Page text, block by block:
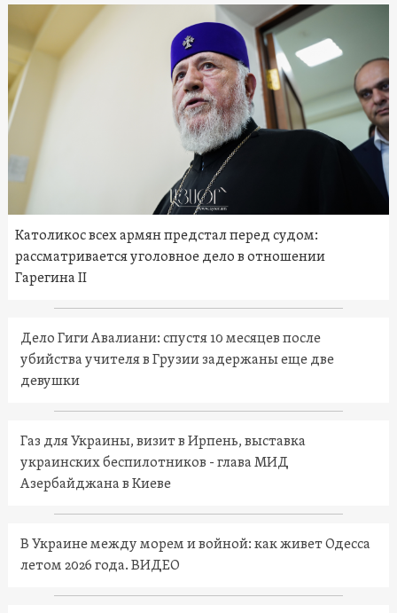
Католикос всех армян предстал перед судом:
рассматривается уголовное дело в отношении
Гарегина II
Дело Гиги Авалиани: спустя 10 месяцев после
убийства учителя в Грузии задержаны еще две
девушки
Газ для Украины, визит в Ирпень, выставка
украинских беспилотников - глава МИД
Азербайджана в Киеве
В Украине между морем и войной: как живет Одесса
летом 2026 года. ВИДЕО